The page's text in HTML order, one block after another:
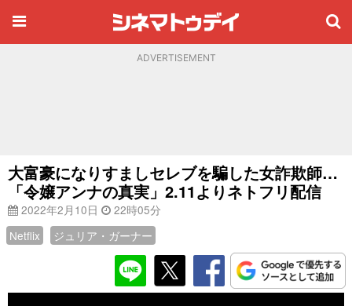
ADVERTISEMENT
大富豪になりすましセレブを騙した女詐欺師…
「令嬢アンナの真実」2.11よりネトフリ配信
2022年2月10日
22時05分
Netflix
ジュリア・ガーナー